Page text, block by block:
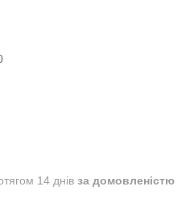
14 днів за домовленістю